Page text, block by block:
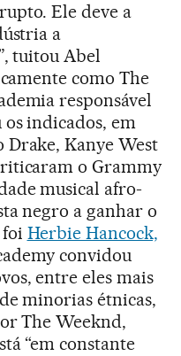
Ele deve a
a
tuitou Abel
como The
responsável
indicados, em
Kanye West
o Grammy
musical afro-
negro a ganhar o
Herbie Hancock,
convidou
entre eles mais
minorias étnicas,
The Weeknd,
“em constante